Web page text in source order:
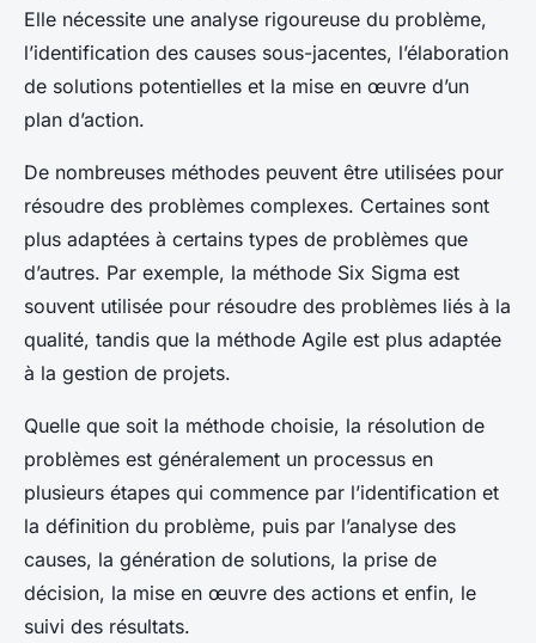
Elle nécessite une analyse rigoureuse du problème,
l’identification des causes sous-jacentes, l’élaboration
de solutions potentielles et la mise en œuvre d’un
plan d’action.
De nombreuses méthodes peuvent être utilisées pour
résoudre des problèmes complexes. Certaines sont
plus adaptées à certains types de problèmes que
d’autres. Par exemple, la méthode Six Sigma est
souvent utilisée pour résoudre des problèmes liés à la
qualité, tandis que la méthode Agile est plus adaptée
à la gestion de projets.
Quelle que soit la méthode choisie, la résolution de
problèmes est généralement un processus en
plusieurs étapes qui commence par l’identification et
la définition du problème, puis par l’analyse des
causes, la génération de solutions, la prise de
décision, la mise en œuvre des actions et enfin, le
suivi des résultats.